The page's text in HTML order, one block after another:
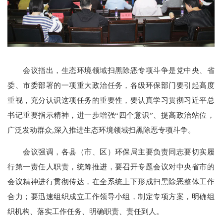
会议指出，生态环境领域扫黑除恶专项斗争是党中央、省
委、市委部署的一项重大政治任务，各级环保部门要引起高度
重视，充分认识这项任务的重要性，要认真学习贯彻习近平总
书记重要指示精神，进一步增强“四个意识”、提高政治站位，
广泛发动群众,深入推进生态环境领域扫黑除恶专项斗争。
会议强调，各县（市、区）环保局主要负责同志要切实履
行第一责任人职责，统筹推进，要召开专题会议对中央省市的
会议精神进行贯彻传达，在全系统上下形成扫黑除恶整体工作
合力；要迅速组织成立工作领导小组，制定专项方案，明确组
织机构、落实工作任务、明确职责、责任到人。